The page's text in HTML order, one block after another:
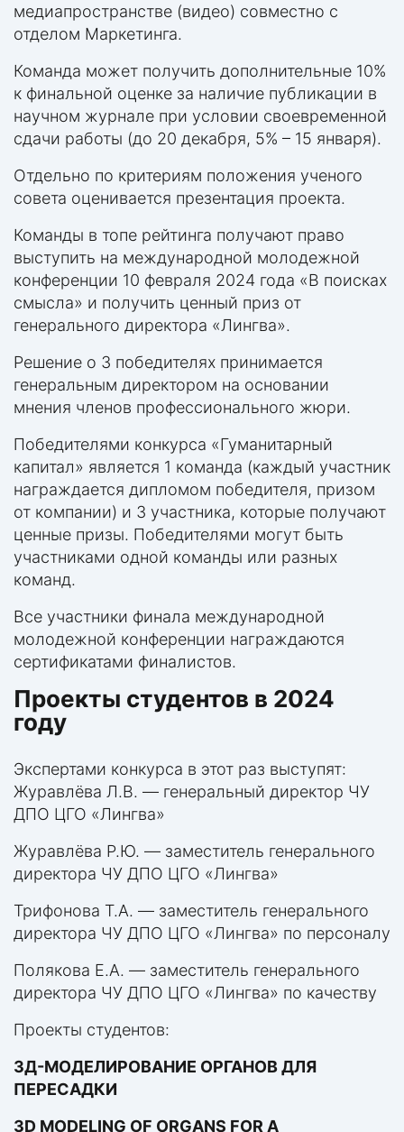
медиапространстве (видео) совместно с
отделом Маркетинга.
Команда может получить дополнительные 10%
к финальной оценке за наличие публикации в
научном журнале при условии своевременной
сдачи работы (до 20 декабря, 5% – 15 января).
Отдельно по критериям положения ученого
совета оценивается презентация проекта.
Команды в топе рейтинга получают право
выступить на международной молодежной
конференции 10 февраля 2024 года «В поисках
смысла» и получить ценный приз от
генерального директора «Лингва».
Решение о 3 победителях принимается
генеральным директором на основании
мнения членов профессионального жюри.
Победителями конкурса «Гуманитарный
капитал» является 1 команда (каждый участник
награждается дипломом победителя, призом
от компании) и 3 участника, которые получают
ценные призы. Победителями могут быть
участниками одной команды или разных
команд.
Все участники финала международной
молодежной конференции награждаются
сертификатами финалистов.
Проекты студентов в 2024
году
Экспертами конкурса в этот раз выступят:
Журавлёва Л.В. — генеральный директор ЧУ
ДПО ЦГО «Лингва»
Журавлёва Р.Ю. — заместитель генерального
директора ЧУ ДПО ЦГО «Лингва»
Трифонова Т.А. — заместитель генерального
директора ЧУ ДПО ЦГО «Лингва» по персоналу
Полякова Е.А. — заместитель генерального
директора ЧУ ДПО ЦГО «Лингва» по качеству
Проекты студентов:
3Д-МОДЕЛИРОВАНИЕ ОРГАНОВ ДЛЯ
ПЕРЕСАДКИ
3D MODELING OF ORGANS FOR A